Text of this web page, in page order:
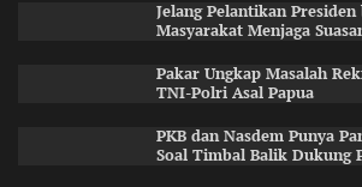
Jelang Pelantikan
Masyarakat Menjaga
Pakar Ungkap Masalah
TNI-Polri Asal Papua
PKB dan Nasdem Punya
Soal Timbal Balik Dukung